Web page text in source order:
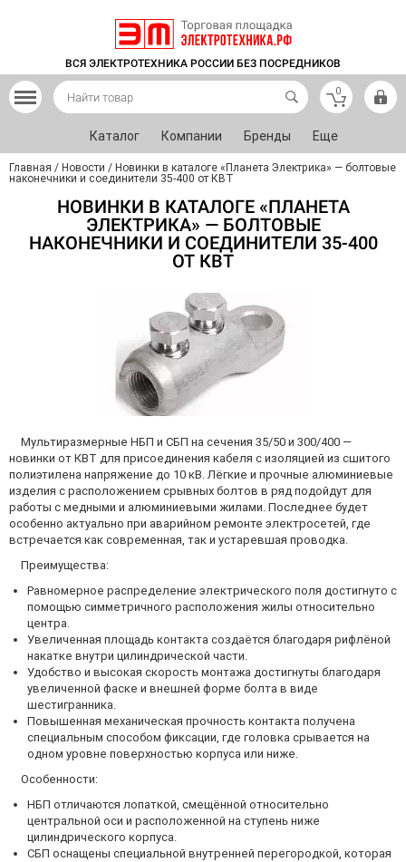
ВСЯ ЭЛЕКТРОТЕХНИКА РОССИИ БЕЗ ПОСРЕДНИКОВ
0
Каталог Компании Бренды Еще
Главная / Новости / Новинки в каталоге «Планета Электрика» — болтовые
наконечники и соединители 35-400 от КВТ
НОВИНКИ В КАТАЛОГЕ «ПЛАНЕТА
ЭЛЕКТРИКА» — БОЛТОВЫЕ
НАКОНЕЧНИКИ И СОЕДИНИТЕЛИ 35-400
ОТ КВТ
Мультиразмерные НБП и СБП на сечения 35/50 и 300/400 —
новинки от КВТ для присоединения кабеля с изоляцией из сшитого
полиэтилена напряжение до 10 кВ. Лёгкие и прочные алюминиевые
изделия с расположением срывных болтов в ряд подойдут для
работы с медными и алюминиевыми жилами. Последнее будет
особенно актуально при аварийном ремонте электросетей, где
встречается как современная, так и устаревшая проводка.
Преимущества:
Равномерное распределение электрического поля достигнуто с
помощью симметричного расположения жилы относительно
центра.
Увеличенная площадь контакта создаётся благодаря рифлёной
накатке внутри цилиндрической части.
Удобство и высокая скорость монтажа достигнуты благодаря
увеличенной фаске и внешней форме болта в виде
шестигранника.
Повышенная механическая прочность контакта получена
специальным способом фиксации, где головка срывается на
одном уровне поверхностью корпуса или ниже.
Особенности:
НБП отличаются лопаткой, смещённой относительно
центральной оси и расположенной на ступень ниже
цилиндрического корпуса.
СБП оснащены специальной внутренней перегородкой, которая